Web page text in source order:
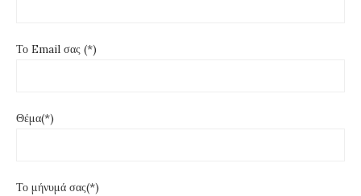
Το Email σας (*)
Θέμα(*)
Το μήνυμά σας(*)